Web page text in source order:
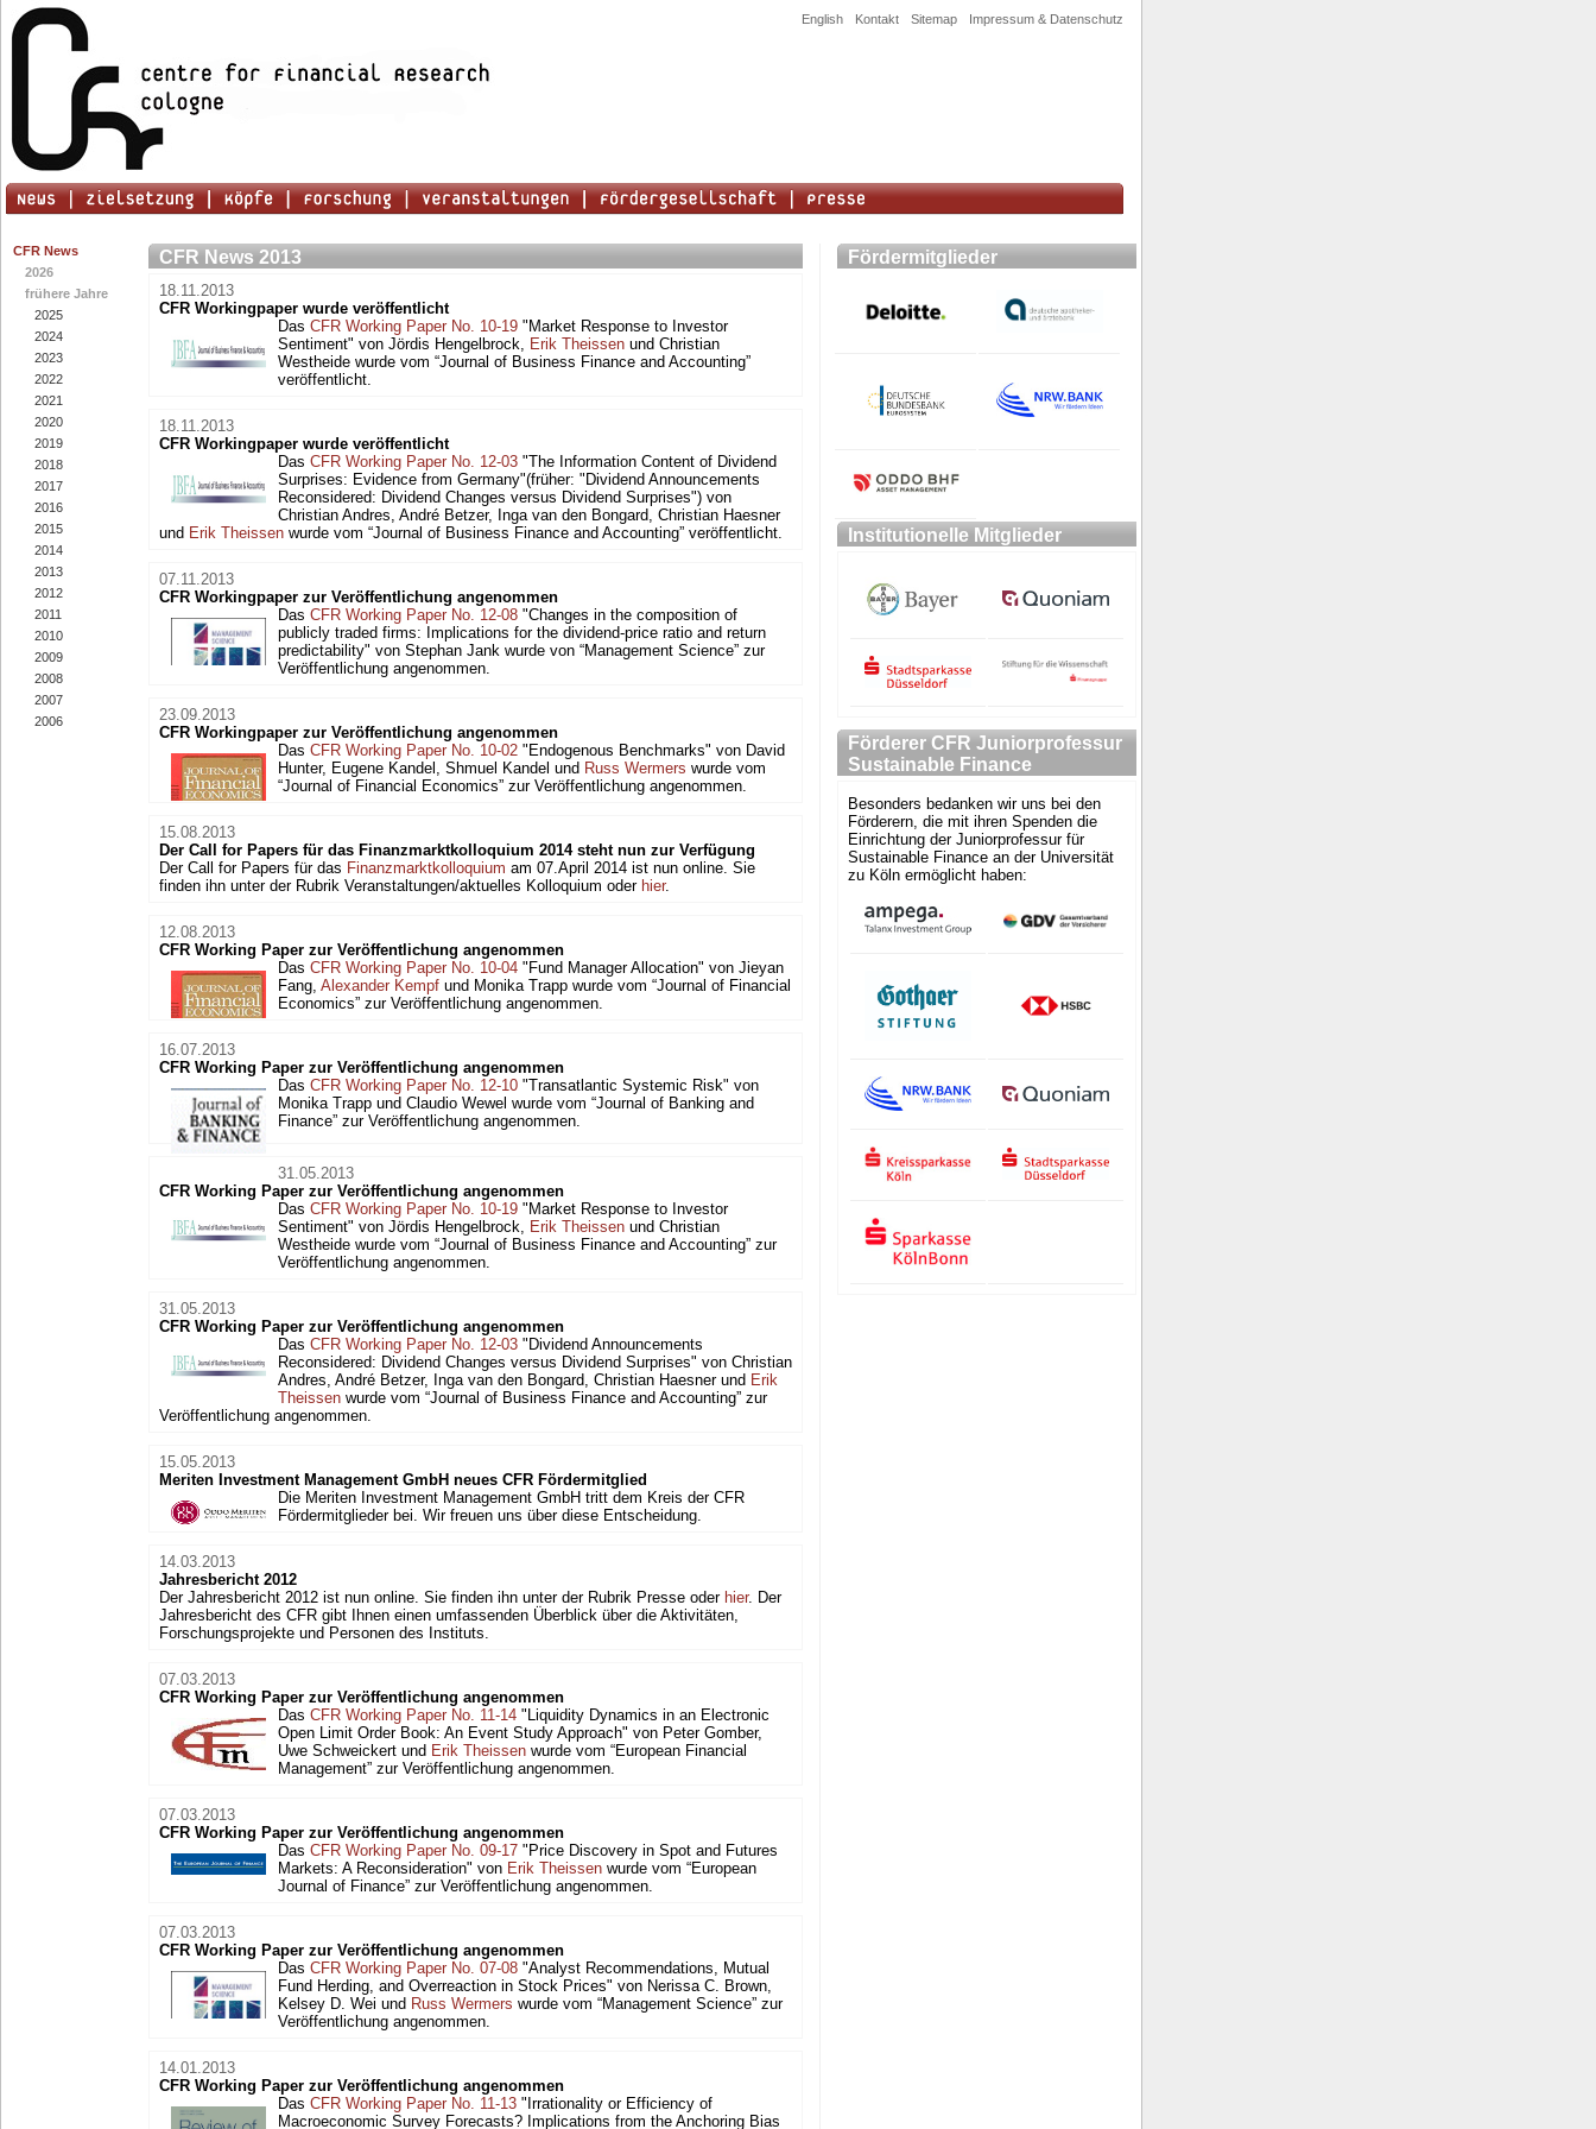
English Kontakt Sitemap Impressum & Datenschutz
CFR News
2026
frühere Jahre
2025
2024
2023
2022
2021
2020
2019
2018
2017
2016
2015
2014
2013
2012
2011
2010
2009
2008
2007
2006
CFR News 2013
18.11.2013
CFR Workingpaper wurde veröffentlicht
Das CFR Working Paper No. 10-19 "Market Response to Investor
Sentiment" von Jördis Hengelbrock, Erik Theissen und Christian
Westheide wurde vom “Journal of Business Finance and Accounting”
veröffentlicht.
18.11.2013
CFR Workingpaper wurde veröffentlicht
Das CFR Working Paper No. 12-03 "The Information Content of Dividend
Surprises: Evidence from Germany"(früher: "Dividend Announcements
Reconsidered: Dividend Changes versus Dividend Surprises") von
Christian Andres, André Betzer, Inga van den Bongard, Christian Haesner
und Erik Theissen wurde vom “Journal of Business Finance and Accounting” veröffentlicht.
07.11.2013
CFR Workingpaper zur Veröffentlichung angenommen
Das CFR Working Paper No. 12-08 "Changes in the composition of
publicly traded firms: Implications for the dividend-price ratio and return
predictability" von Stephan Jank wurde von “Management Science” zur
Veröffentlichung angenommen.
23.09.2013
CFR Workingpaper zur Veröffentlichung angenommen
Das CFR Working Paper No. 10-02 "Endogenous Benchmarks" von David
Hunter, Eugene Kandel, Shmuel Kandel und Russ Wermers wurde vom
“Journal of Financial Economics” zur Veröffentlichung angenommen.
15.08.2013
Der Call for Papers für das Finanzmarktkolloquium 2014 steht nun zur Verfügung
Der Call for Papers für das Finanzmarktkolloquium am 07.April 2014 ist nun online. Sie
finden ihn unter der Rubrik Veranstaltungen/aktuelles Kolloquium oder hier.
12.08.2013
CFR Working Paper zur Veröffentlichung angenommen
Das CFR Working Paper No. 10-04 "Fund Manager Allocation" von Jieyan
Fang, Alexander Kempf und Monika Trapp wurde vom “Journal of Financial
Economics” zur Veröffentlichung angenommen.
16.07.2013
CFR Working Paper zur Veröffentlichung angenommen
Das CFR Working Paper No. 12-10 "Transatlantic Systemic Risk" von
Monika Trapp und Claudio Wewel wurde vom “Journal of Banking and
Finance” zur Veröffentlichung angenommen.
31.05.2013
CFR Working Paper zur Veröffentlichung angenommen
Das CFR Working Paper No. 10-19 "Market Response to Investor
Sentiment" von Jördis Hengelbrock, Erik Theissen und Christian
Westheide wurde vom “Journal of Business Finance and Accounting” zur
Veröffentlichung angenommen.
31.05.2013
CFR Working Paper zur Veröffentlichung angenommen
Das CFR Working Paper No. 12-03 "Dividend Announcements
Reconsidered: Dividend Changes versus Dividend Surprises" von Christian
Andres, André Betzer, Inga van den Bongard, Christian Haesner und Erik
Theissen wurde vom “Journal of Business Finance and Accounting” zur
Veröffentlichung angenommen.
15.05.2013
Meriten Investment Management GmbH neues CFR Fördermitglied
Die Meriten Investment Management GmbH tritt dem Kreis der CFR
Fördermitglieder bei. Wir freuen uns über diese Entscheidung.
14.03.2013
Jahresbericht 2012
Der Jahresbericht 2012 ist nun online. Sie finden ihn unter der Rubrik Presse oder hier. Der
Jahresbericht des CFR gibt Ihnen einen umfassenden Überblick über die Aktivitäten,
Forschungsprojekte und Personen des Instituts.
07.03.2013
CFR Working Paper zur Veröffentlichung angenommen
Das CFR Working Paper No. 11-14 "Liquidity Dynamics in an Electronic
Open Limit Order Book: An Event Study Approach" von Peter Gomber,
Uwe Schweickert und Erik Theissen wurde vom “European Financial
Management” zur Veröffentlichung angenommen.
07.03.2013
CFR Working Paper zur Veröffentlichung angenommen
Das CFR Working Paper No. 09-17 "Price Discovery in Spot and Futures
Markets: A Reconsideration" von Erik Theissen wurde vom “European
Journal of Finance” zur Veröffentlichung angenommen.
07.03.2013
CFR Working Paper zur Veröffentlichung angenommen
Das CFR Working Paper No. 07-08 "Analyst Recommendations, Mutual
Fund Herding, and Overreaction in Stock Prices" von Nerissa C. Brown,
Kelsey D. Wei und Russ Wermers wurde vom “Management Science” zur
Veröffentlichung angenommen.
14.01.2013
CFR Working Paper zur Veröffentlichung angenommen
Das CFR Working Paper No. 11-13 "Irrationality or Efficiency of
Macroeconomic Survey Forecasts? Implications from the Anchoring Bias
Fördermitglieder
Institutionelle Mitglieder
Förderer CFR Juniorprofessur
Sustainable Finance
Besonders bedanken wir uns bei den
Förderern, die mit ihren Spenden die
Einrichtung der Juniorprofessur für
Sustainable Finance an der Universität
zu Köln ermöglicht haben: